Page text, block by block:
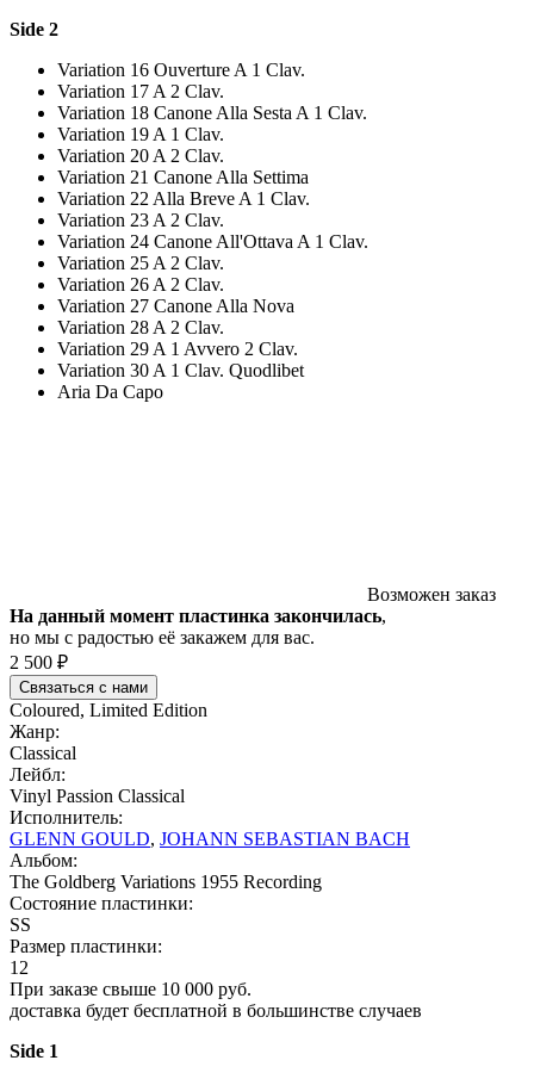
Side 2
Variation 16 Ouverture A 1 Clav.
Variation 17 A 2 Clav.
Variation 18 Canone Alla Sesta A 1 Clav.
Variation 19 A 1 Clav.
Variation 20 A 2 Clav.
Variation 21 Canone Alla Settima
Variation 22 Alla Breve A 1 Clav.
Variation 23 A 2 Clav.
Variation 24 Canone All'Ottava A 1 Clav.
Variation 25 A 2 Clav.
Variation 26 A 2 Clav.
Variation 27 Canone Alla Nova
Variation 28 A 2 Clav.
Variation 29 A 1 Avvero 2 Clav.
Variation 30 A 1 Clav. Quodlibet
Aria Da Capo
Возможен заказ
На данный момент пластинка закончилась,
но мы с радостью её закажем для вас.
2 500 ₽
Связаться с нами
Coloured, Limited Edition
Жанр:
Classical
Лейбл:
Vinyl Passion Classical
Исполнитель:
GLENN GOULD, JOHANN SEBASTIAN BACH
Альбом:
The Goldberg Variations 1955 Recording
Состояние пластинки:
SS
Размер пластинки:
12
При заказе свыше 10 000 руб.
доставка будет бесплатной в большинстве случаев
Side 1